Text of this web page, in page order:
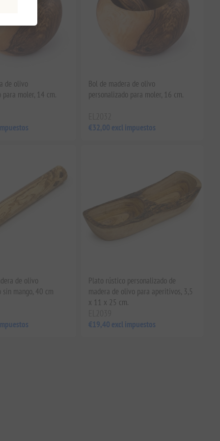
de olivo
para moler, 14 cm.
Bol de madera de olivo
personalizado para moler, 16 cm.
€32,00 excl impuestos
de olivo
sin mango, 40 cm
Plato rústico personalizado de
madera de olivo para aperitivos, 3,5
x 11 x 25 cm.
€19,40 excl impuestos